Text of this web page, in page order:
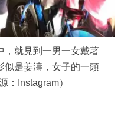
，就見到一男一女戴著
似是姜濤，女子的一頭
：Instagram）